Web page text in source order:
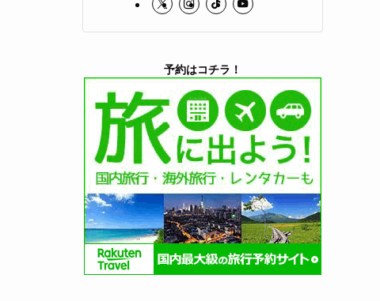
予約はコチラ！